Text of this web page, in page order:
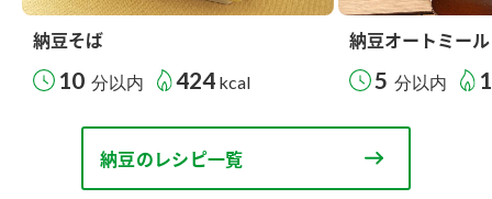
納豆そば
10 分以内 424 kcal
納豆オートミール
5 分以内
納豆のレシピ一覧